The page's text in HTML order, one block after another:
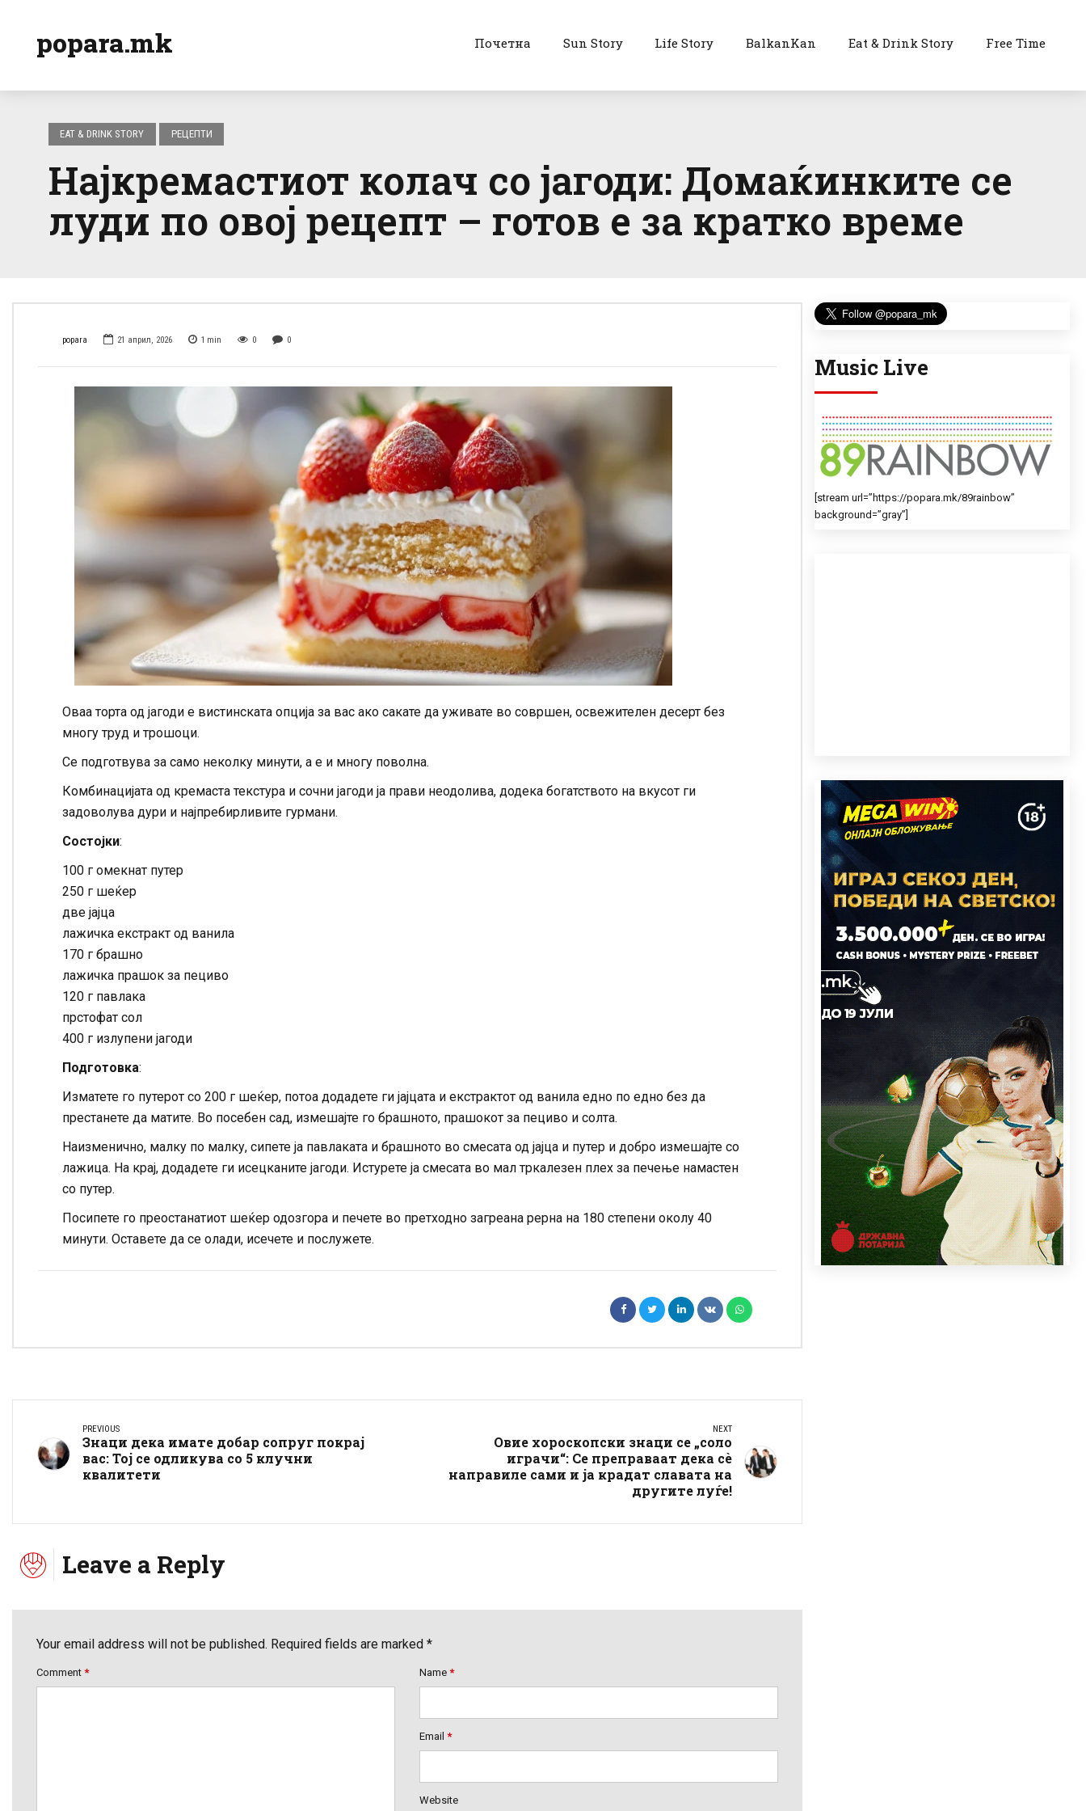
popara.mk Почетна Sun Story Life Story BalkanKan Eat & Drink Story Free Time
EAT & DRINK STORY РЕЦЕПТИ
Најкремастиот колач со јагоди: Домаќинките се
луди по овој рецепт – готов е за кратко време
popara 21 април, 2026 1 min 0 0
Оваа торта од јагоди е вистинската опција за вас ако сакате да уживате во совршен, освежителен десерт без
многу труд и трошоци.
Се подготвува за само неколку минути, а е и многу поволна.
Комбинацијата од кремаста текстура и сочни јагоди ја прави неодолива, додека богатството на вкусот ги
задоволува дури и најпребирливите гурмани.
Состојки:
100 г омекнат путер
250 г шеќер
две јајца
лажичка екстракт од ванила
170 г брашно
лажичка прашок за пециво
120 г павлака
прстофат сол
400 г излупени јагоди
Подготовка:
Изматете го путерот со 200 г шеќер, потоа додадете ги јајцата и екстрактот од ванила едно по едно без да
престанете да матите. Во посебен сад, измешајте го брашното, прашокот за пециво и солта.
Наизменично, малку по малку, сипете ја павлаката и брашното во смесата од јајца и путер и добро измешајте со
лажица. На крај, додадете ги исецканите јагоди. Истурете ја смесата во мал тркалезен плех за печење намастен
со путер.
Посипете го преостанатиот шеќер одозгора и печете во претходно загреана рерна на 180 степени околу 40
минути. Оставете да се олади, исечете и послужете.
PREVIOUS
Знаци дека имате добар сопруг покрај
вас: Тој се одликува со 5 клучни
квалитети
NEXT
Овие хороскопски знаци се „соло
играчи“: Се преправаат дека сè
направиле сами и ја крадат славата на
другите луѓе!
Leave a Reply
Your email address will not be published. Required fields are marked *
Comment * Name *
Email *
Website
Music Live
[stream url=”https://popara.mk/89rainbow”
background=”gray”]